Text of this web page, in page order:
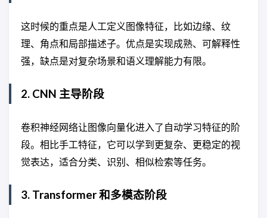
这时候的重点是人工定义图像特征，比如边缘、纹
理、角点和局部描述子。优点是实现成熟、可解释性
强，缺点是对复杂场景和语义理解能力有限。
2. CNN 主导阶段
卷积神经网络让图像向量化进入了自动学习特征的阶
段。相比手工特征，它可以学到更复杂、更稳定的视
觉表达，适合分类、识别、相似检索等任务。
3. Transformer 和多模态阶段